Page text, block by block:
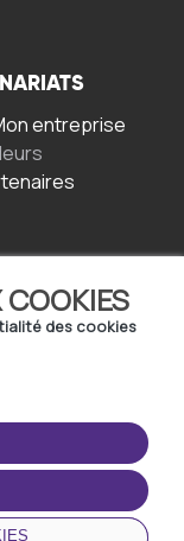
des cookies
entreprise